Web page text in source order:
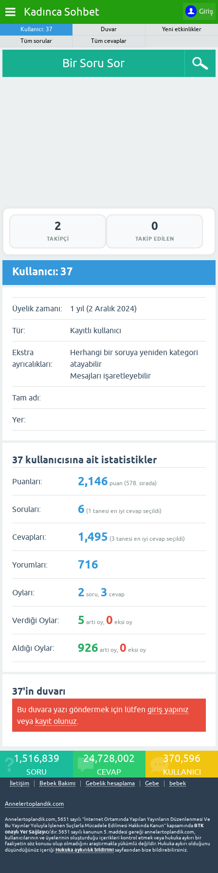
Giriş
Kadınca Sohbet
Kullanıcı: 37 Duvar
Yeni etkinlikler
Tüm sorular
Tüm cevaplar
Bir Soru Sor
2
TAKIPÇI
0
TAKIP EDILEN
Kullanıcı: 37
Üyelik zamanı: 1 yıl (2 Aralık 2024)
Tür: Kayıtlı kullanıcı
Ekstra
ayrıcalıkları:
Herhangi bir soruya yeniden kategori
atayabilir
Mesajları işaretleyebilir
Tam adı:
Yer:
37 kullanıcısına ait istatistikler
Puanları: 2,146 puan (578. sırada)
Soruları: 6 (1 tanesi en iyi cevap seçildi)
Cevapları: 1,495 (3 tanesi en iyi cevap seçildi)
Yorumları: 716
Oyları: 2 soru, 3 cevap
Verdiği Oylar: 5 artı oy, 0 eksi oy
Aldığı Oylar: 926 artı oy, 0 eksi oy
37'in duvarı
Bu duvara yazı göndermek için lütfen giriş yapınız
veya kayıt olunuz
1,516,839
SORU
24,728,002
CEVAP
370,596
KULLANICI
İletişim Bebek Bakımı Gebelik hesaplama Gebe bebek
Annelertoplandik.com
Annelertoplandik.com, 5651 sayılı “İnternet Ortamında Yapılan Yayınların Düzenlenmesi Ve
Bu Yayınlar Yoluyla İşlenen Suçlarla Mücadele Edilmesi Hakkında Kanun” kapsamındaBTK
onaylı Yer Sağlayıcı'dır. 5651 sayılı kanunun 5. maddesi gereği annelertoplandik.com,
kullanıcılarının ve üyelerinin oluşturduğu içerikleri kontrol etmek veya hukuka aykırı bir
faaliyetin söz konusu olup olmadığını araştırmakla yükümlü değildir. Hukuka aykırı olduğunu
düşündüğünüz içeriği Hukuka aykırılık bildirimisayfasından bize bildirebilirsiniz.